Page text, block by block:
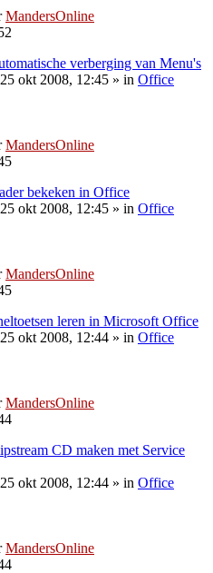
MandersOnline
verberging van Menu's
okt 2008, 12:45 » in Office
MandersOnline
bekeken in Office
okt 2008, 12:45 » in Office
MandersOnline
leren in Microsoft Office
okt 2008, 12:44 » in Office
MandersOnline
CD maken met Service
okt 2008, 12:44 » in Office
MandersOnline